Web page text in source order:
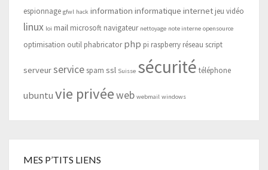
espionnage gfwl hack information informatique internet jeu vidéo
linux loi mail microsoft navigateur nettoyage note interne opensource
optimisation outil phabricator php pi raspberry réseau script
serveurservice spam ssl Suisse sécurité téléphone
ubuntu vie privéeweb webmail windows
MES P’TITS LIENS